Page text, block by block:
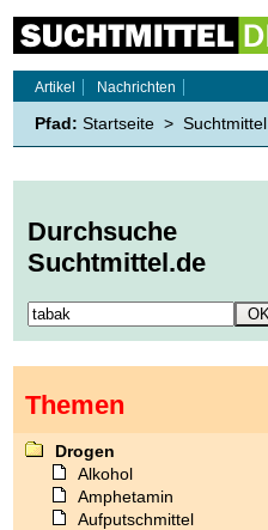
Artikel
Nachrichten
Pfad: Startseite > Suchtmittel
Durchsuche
Suchtmittel.de
Themen
Drogen
Alkohol
Amphetamin
Aufputschmittel